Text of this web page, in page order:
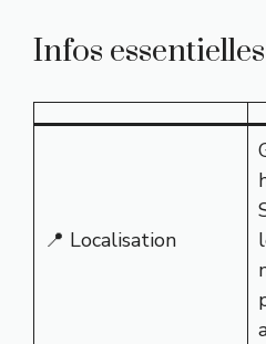
Infos essentielles
📍 Localisation